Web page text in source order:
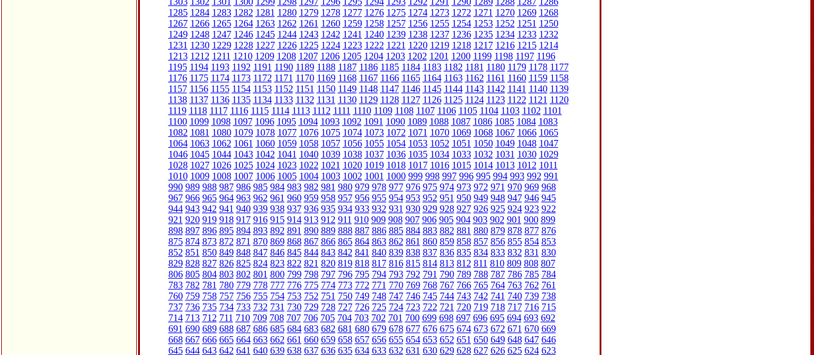
1285 1284 1283 1282 1281 1280 1279 1278 1277 1276 1275 1274 1273 1272 1271 1270 1269 1268
1267 1266 1265 1264 1263 1262 1261 1260 1259 1258 1257 1256 1255 1254 1253 1252 1251 1250
1249 1248 1247 1246 1245 1244 1243 1242 1241 1240 1239 1238 1237 1236 1235 1234 1233 1232
1231 1230 1229 1228 1227 1226 1225 1224 1223 1222 1221 1220 1219 1218 1217 1216 1215 1214
1213 1212 1211 1210 1209 1208 1207 1206 1205 1204 1203 1202 1201 1200 1199 1198 1197 1196
1195 1194 1193 1192 1191 1190 1189 1188 1187 1186 1185 1184 1183 1182 1181 1180 1179 1178 1177
1176 1175 1174 1173 1172 1171 1170 1169 1168 1167 1166 1165 1164 1163 1162 1161 1160 1159 1158
1157 1156 1155 1154 1153 1152 1151 1150 1149 1148 1147 1146 1145 1144 1143 1142 1141 1140 1139
1138 1137 1136 1135 1134 1133 1132 1131 1130 1129 1128 1127 1126 1125 1124 1123 1122 1121 1120
1119 1118 1117 1116 1115 1114 1113 1112 1111 1110 1109 1108 1107 1106 1105 1104 1103 1102 1101
1100 1099 1098 1097 1096 1095 1094 1093 1092 1091 1090 1089 1088 1087 1086 1085 1084 1083
1082 1081 1080 1079 1078 1077 1076 1075 1074 1073 1072 1071 1070 1069 1068 1067 1066 1065
1064 1063 1062 1061 1060 1059 1058 1057 1056 1055 1054 1053 1052 1051 1050 1049 1048 1047
1046 1045 1044 1043 1042 1041 1040 1039 1038 1037 1036 1035 1034 1033 1032 1031 1030 1029
1028 1027 1026 1025 1024 1023 1022 1021 1020 1019 1018 1017 1016 1015 1014 1013 1012 1011
1010 1009 1008 1007 1006 1005 1004 1003 1002 1001 1000 999 998 997 996 995 994 993 992 991
990 989 988 987 986 985 984 983 982 981 980 979 978 977 976 975 974 973 972 971 970 969 968
967 966 965 964 963 962 961 960 959 958 957 956 955 954 953 952 951 950 949 948 947 946 945
944 943 942 941 940 939 938 937 936 935 934 933 932 931 930 929 928 927 926 925 924 923 922
921 920 919 918 917 916 915 914 913 912 911 910 909 908 907 906 905 904 903 902 901 900 899
898 897 896 895 894 893 892 891 890 889 888 887 886 885 884 883 882 881 880 879 878 877 876
875 874 873 872 871 870 869 868 867 866 865 864 863 862 861 860 859 858 857 856 855 854 853
852 851 850 849 848 847 846 845 844 843 842 841 840 839 838 837 836 835 834 833 832 831 830
829 828 827 826 825 824 823 822 821 820 819 818 817 816 815 814 813 812 811 810 809 808 807
806 805 804 803 802 801 800 799 798 797 796 795 794 793 792 791 790 789 788 787 786 785 784
783 782 781 780 779 778 777 776 775 774 773 772 771 770 769 768 767 766 765 764 763 762 761
760 759 758 757 756 755 754 753 752 751 750 749 748 747 746 745 744 743 742 741 740 739 738
737 736 735 734 733 732 731 730 729 728 727 726 725 724 723 722 721 720 719 718 717 716 715
714 713 712 711 710 709 708 707 706 705 704 703 702 701 700 699 698 697 696 695 694 693 692
691 690 689 688 687 686 685 684 683 682 681 680 679 678 677 676 675 674 673 672 671 670 669
668 667 666 665 664 663 662 661 660 659 658 657 656 655 654 653 652 651 650 649 648 647 646
645 644 643 642 641 640 639 638 637 636 635 634 633 632 631 630 629 628 627 626 625 624 623